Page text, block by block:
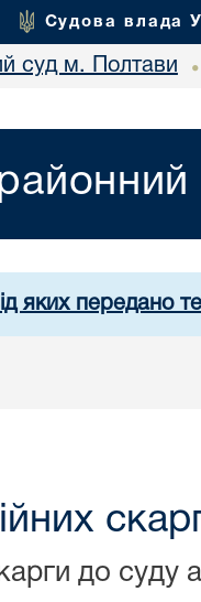
Судова влада
суд м. Полтави •
яких передано
до суду